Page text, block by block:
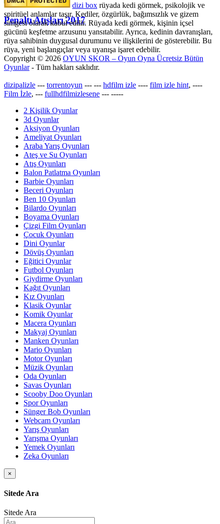
Penaltı Atışları 2017
dizi box rüyada kedi görmek​, psikolojik ve
spiritüel anlamlar taşır. Kediler, özgürlük, bağımsızlık ve gizem
simgesi olarak kabul edilir. Rüyada kedi görmek, kişinin içsel
gücünü keşfetme arzusunu yansıtabilir. Ayrıca, kedinin davranışları,
rüya sahibinin duygusal durumunu ve ilişkilerini de gösterebilir. Bu
rüya, yeni başlangıçlar veya uyanışa işaret edebilir.
Copyright © 2026 OYUN SKOR – Oyun Oyna Ücretsiz Bütün
Oyunlar- Tüm hakları saklıdır.
dizipalizle --- torrentoyun --- --- hdfilm izle ---- film izle hint, ----
Film İzle, --- fullhdfilmizlesene --- -----
2 Kişilik Oyunlar
3d Oyunlar
Aksiyon Oyunları
Ameliyat Oyunları
Araba Yarış Oyunları
Ateş ve Su Oyunları
Atış Oyunları
Balon Patlatma Oyunları
Barbie Oyunları
Beceri Oyunları
Ben 10 Oyunları
Bilardo Oyunları
Boyama Oyunları
Çizgi Film Oyunları
Çocuk Oyunları
Dini Oyunlar
Dövüş Oyunları
Eğitici Oyunlar
Futbol Oyunları
Giydirme Oyunları
Kağıt Oyunları
Kız Oyunları
Klasik Oyunlar
Komik Oyunlar
Macera Oyunları
Makyaj Oyunları
Manken Oyunları
Mario Oyunları
Motor Oyunları
Müzik Oyunları
Oda Oyunları
Savas Oyunları
Scooby Doo Oyunları
Spor Oyunları
Sünger Bob Oyunları
Webcam Oyunları
Yarış Oyunları
Yarışma Oyunları
Yemek Oyunları
Zeka Oyunları
×
Sitede Ara
Sitede Ara